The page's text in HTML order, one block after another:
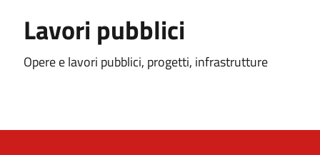
Lavori pubblici
Opere e lavori pubblici, progetti, infrastrutture